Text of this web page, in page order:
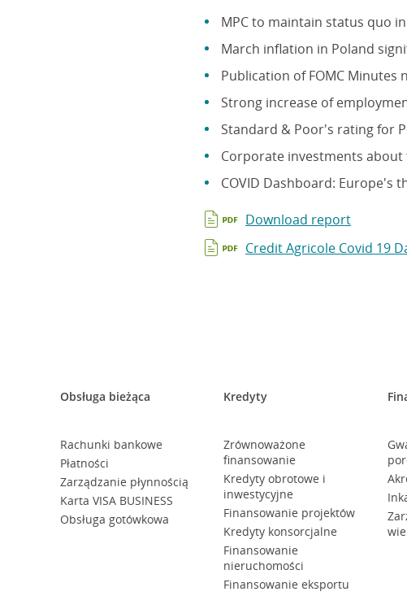
MPC to maintain status quo
March inflation in Poland
Publication of FOMC
Strong increase of
Standard & Poor's rating for
Corporate investments about
COVID Dashboard: Europe's
Download report
Credit Agricole Covid 19
Obsługa bieżąca
Rachunki bankowe
Płatności
Zarządzanie płynnością
Karta VISA BUSINESS
Obsługa gotówkowa
Kredyty
Zrównoważone
finansowanie
Kredyty obrotowe i
inwestycyjne
Finansowanie projektów
Kredyty konsorcjalne
Finansowanie
nieruchomości
Finansowanie eksportu